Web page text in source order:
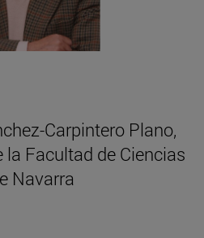
Carpintero Plano,
Facultad de Ciencias
Navarra